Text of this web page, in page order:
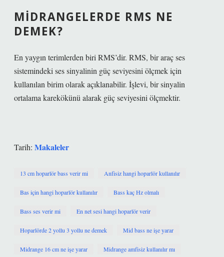
MIDRANGELERDE RMS NE
DEMEK?
En yaygın terimlerden biri RMS’dir. RMS, bir araç ses
sistemindeki ses sinyalinin güç seviyesini ölçmek için
kullanılan birim olarak açıklanabilir. İşlevi, bir sinyalin
ortalama karekökünü alarak güç seviyesini ölçmektir.
Tarih: Makaleler
13 cm hoparlör bass verir mi Anfisiz hangi hoparlör kullanılır
Bas için hangi hoparlör kullanılır Bass kaç Hz olmalı
Bass ses verir mi En net sesi hangi hoparlör verir
Hoparlörde 2 yollu 3 yollu ne demek Mid bass ne işe yarar
Midrange 16 cm ne işe yarar Midrange amfisiz kullanılır mı